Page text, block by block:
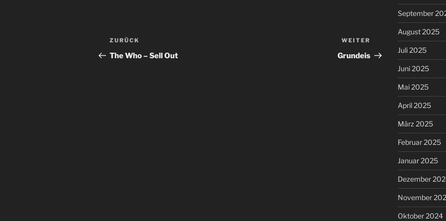
Beitragsnavigation
Vorheriger
Beitrag
ZURÜCK
The Who – Sell Out
Nächster
Beitrag
WEITER
Grundeis
September
August 2025
Juli 2025
Juni 2025
Mai 2025
April 2025
März 2025
Februar 2025
Januar 2025
Dezember
November
Oktober 2024